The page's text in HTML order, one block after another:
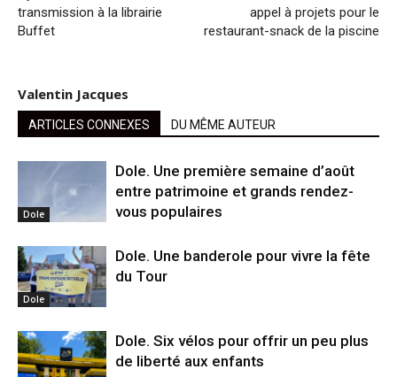
transmission à la librairie
Buffet
appel à projets pour le
restaurant-snack de la piscine
Valentin Jacques
ARTICLES CONNEXES DU MÊME AUTEUR
Dole
Dole. Une première semaine d’août
entre patrimoine et grands rendez-
vous populaires
Dole
Dole. Une banderole pour vivre la fête
du Tour
Dole. Six vélos pour offrir un peu plus
de liberté aux enfants